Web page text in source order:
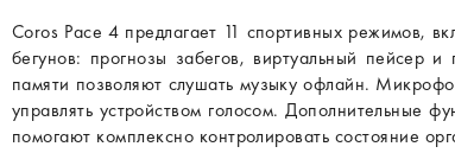
Coros Pace 4 предлагает 11 спортивных режимов,
бегунов: прогнозы забегов, виртуальный пейсер
памяти позволяют слушать музыку офлайн.
управлять устройством голосом. Дополнительные
помогают комплексно контролировать состояние